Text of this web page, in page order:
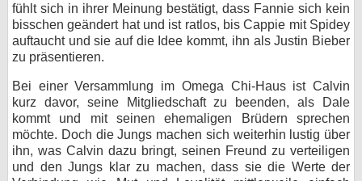
fühlt sich in ihrer Meinung bestätigt, dass Fannie sich kein
bisschen geändert hat und ist ratlos, bis Cappie mit Spidey
auftaucht und sie auf die Idee kommt, ihn als Justin Bieber
zu präsentieren.
Bei einer Versammlung im Omega Chi-Haus ist Calvin
kurz davor, seine Mitgliedschaft zu beenden, als Dale
kommt und mit seinen ehemaligen Brüdern sprechen
möchte. Doch die Jungs machen sich weiterhin lustig über
ihn, was Calvin dazu bringt, seinen Freund zu verteiligen
und den Jungs klar zu machen, dass sie die Werte der